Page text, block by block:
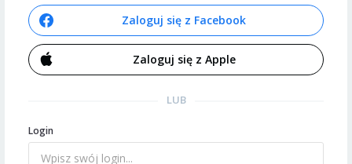
Zaloguj się z Facebook
Zaloguj się z Apple
LUB
Login